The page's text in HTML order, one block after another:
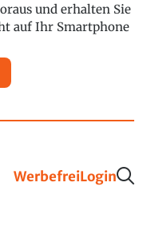
und erhalten Sie
auf Ihr Smartphone
WerbefreiLogin